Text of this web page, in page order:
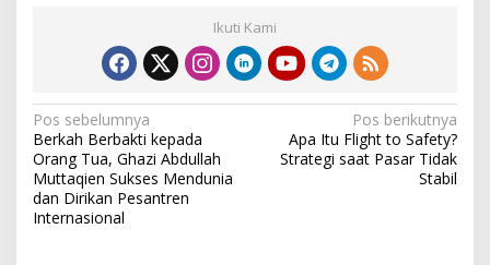
Ikuti Kami
N
a
v
i
Pos sebelumnya
Berkah Berbakti kepada
Orang Tua, Ghazi Abdullah
Muttaqien Sukses Mendunia
dan Dirikan Pesantren
Internasional
Pos berikutnya
Apa Itu Flight to Safety?
Strategi saat Pasar Tidak
Stabil